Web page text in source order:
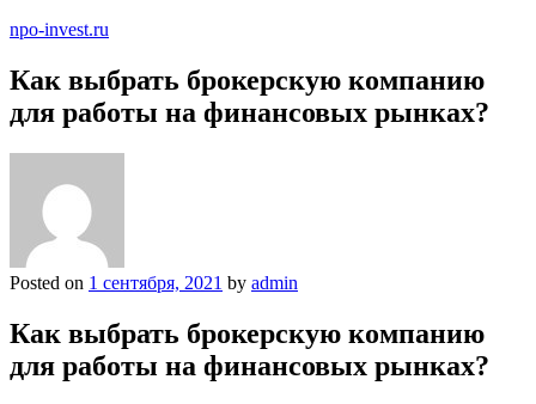
npo-invest.ru
Как выбрать брокерскую компанию
для работы на финансовых рынках?
Posted on 1 сентября, 2021 by admin
Как выбрать брокерскую компанию
для работы на финансовых рынках?